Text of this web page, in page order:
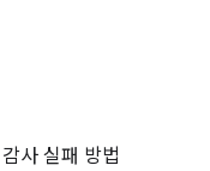
사 실패 방법